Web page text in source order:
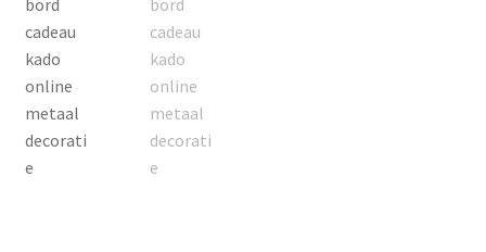
Mijn Account
Nieuws & Blog
Nieuwsbrief